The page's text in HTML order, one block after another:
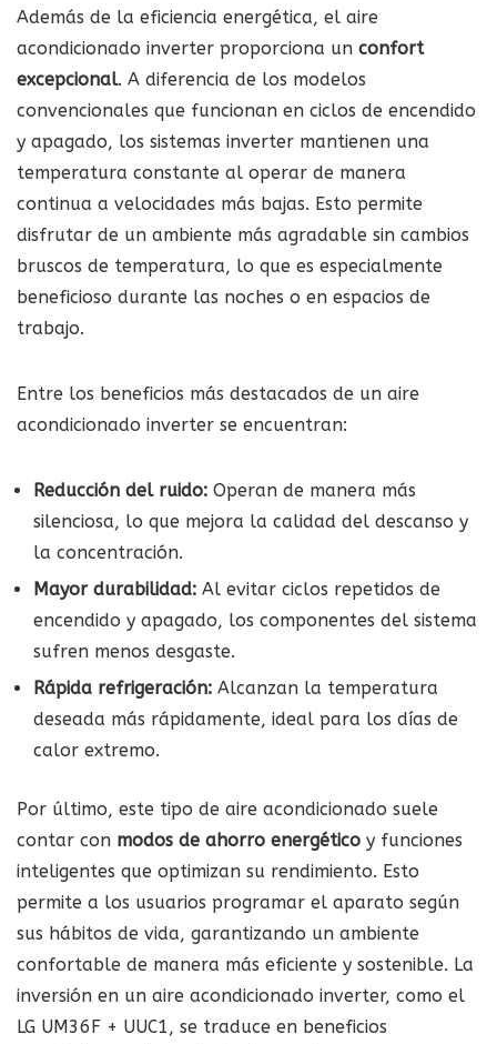
Además de la eficiencia energética, el aire
acondicionado inverter proporciona un confort
excepcional. A diferencia de los modelos
convencionales que funcionan en ciclos de encendido
y apagado, los sistemas inverter mantienen una
temperatura constante al operar de manera
continua a velocidades más bajas. Esto permite
disfrutar de un ambiente más agradable sin cambios
bruscos de temperatura, lo que es especialmente
beneficioso durante las noches o en espacios de
trabajo.
Entre los beneficios más destacados de un aire
acondicionado inverter se encuentran:
Reducción del ruido: Operan de manera más
silenciosa, lo que mejora la calidad del descanso y
la concentración.
Mayor durabilidad: Al evitar ciclos repetidos de
encendido y apagado, los componentes del sistema
sufren menos desgaste.
Rápida refrigeración: Alcanzan la temperatura
deseada más rápidamente, ideal para los días de
calor extremo.
Por último, este tipo de aire acondicionado suele
contar con modos de ahorro energético y funciones
inteligentes que optimizan su rendimiento. Esto
permite a los usuarios programar el aparato según
sus hábitos de vida, garantizando un ambiente
confortable de manera más eficiente y sostenible. La
inversión en un aire acondicionado inverter, como el
LG UM36F + UUC1, se traduce en beneficios